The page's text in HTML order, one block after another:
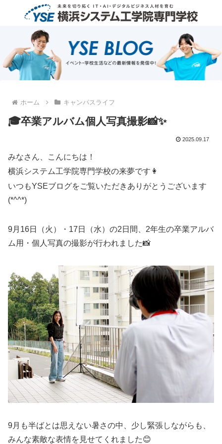
ホーム キャンパスライフ
🎓卒業アルバム個人写真撮影📸✨
2025.09.17
みなさん、こんにちは！
横浜システム工学院専門学校の来夢です👩
いつもYSEブログをご覧いただきありがとうございます
(*^^*)
9月16日（火）・17日（水）の2日間、2年生の卒業アルバ
ム用・個人写真の撮影が行われました📸
9月も半ばとは思えない暑さの中、少し緊張しながらも、
みんな素敵な表情を見せてくれました😊